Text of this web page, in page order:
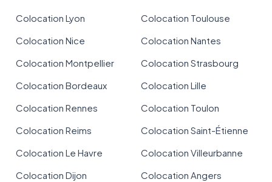
Colocation Lyon
Colocation Toulouse
Colocation Nice
Colocation Nantes
Colocation Montpellier
Colocation Strasbourg
Colocation Bordeaux
Colocation Lille
Colocation Rennes
Colocation Toulon
Colocation Reims
Colocation Saint-Étienne
Colocation Le Havre
Colocation Villeurbanne
Colocation Dijon
Colocation Angers